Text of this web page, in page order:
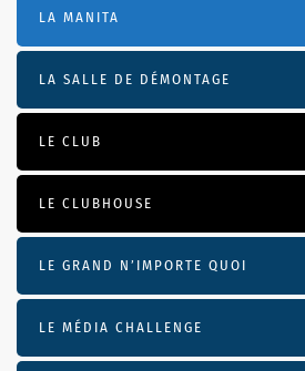
LA MANITA
LA SALLE DE DÉMONTAGE
LE CLUB
LE CLUBHOUSE
LE GRAND N’IMPORTE QUOI
LE MÉDIA CHALLENGE